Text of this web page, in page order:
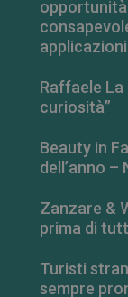
opportunità
Raffaele La
curiosità”
Beauty in
dell’anno –
Zanzare &
prima di
Turisti
sempre